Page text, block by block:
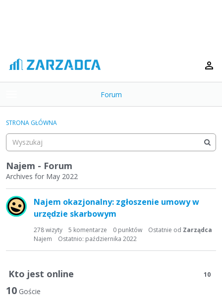
o
g
e
m
e
n
Forum
Kategorie
Dyskusje
Aktywność
STRONA GŁÓWNA
Najem - Forum
Archives for May 2022
i
s
d
s
k
u
Najem okazjonalny: zgłoszenie umowy w
urzędzie skarbowym
278wizyty 5 komentarze 0 punktów Ostatnie od Zarządca
Ostatnio: października 2022
Najem
Kto jest online 10
10 Goście